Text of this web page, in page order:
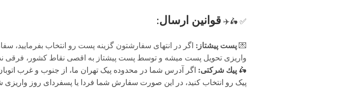
✅ 🛵✈️ قوانين ارسال:
💌 پست پیشتاز: اگر در انتهای سفارشتون گزینه پست رو انتخاب
واریزی تحویل پست میشه و توسط پست پیشتاز به اقصی نقاط کشور، فرقی
🛵 پيك شرکتی: اگر آدرس شما در محدوده پیک تهران ما، از جنوب و غرب
پیک رو انتخاب کنید، در این صورت سفارش شما فردا یا پسفردای روز واريزى شما توسط پیک